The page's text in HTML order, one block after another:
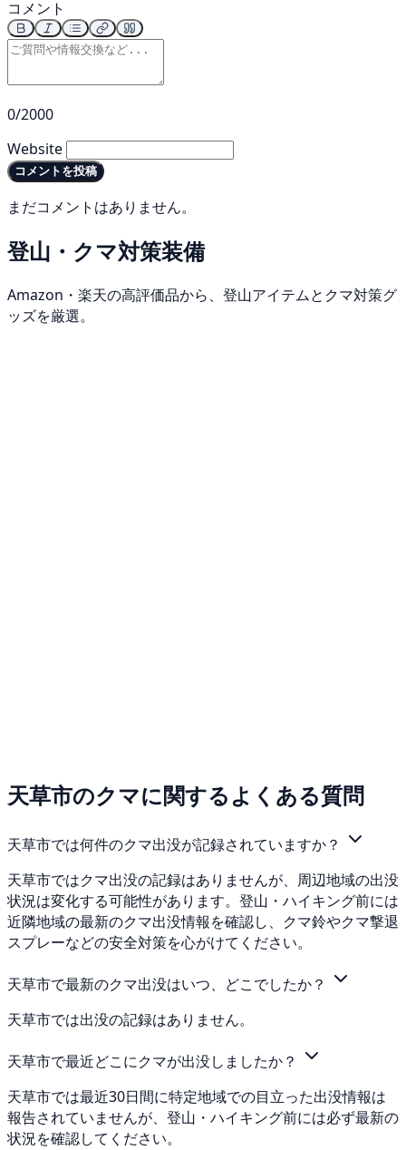
コメント
0/2000
Website
コメントを投稿
まだコメントはありません。
登山・クマ対策装備
Amazon・楽天の高評価品から、登山アイテムとクマ対策グ
ッズを厳選。
天草市のクマに関するよくある質問
天草市では何件のクマ出没が記録されていますか？
天草市ではクマ出没の記録はありませんが、周辺地域の出没
状況は変化する可能性があります。登山・ハイキング前には
近隣地域の最新のクマ出没情報を確認し、クマ鈴やクマ撃退
スプレーなどの安全対策を心がけてください。
天草市で最新のクマ出没はいつ、どこでしたか？
天草市では出没の記録はありません。
天草市で最近どこにクマが出没しましたか？
天草市では最近30日間に特定地域での目立った出没情報は
報告されていませんが、登山・ハイキング前には必ず最新の
状況を確認してください。